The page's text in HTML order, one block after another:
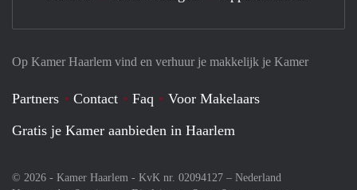
Op Kamer Haarlem vind en verhuur je makkelijk je Kamer
Partners Contact Faq
Voor Makelaars
Gratis je Kamer aanbieden in Haarlem
© 2026 - Kamer Haarlem - KvK nr. 02094127 – Nederland